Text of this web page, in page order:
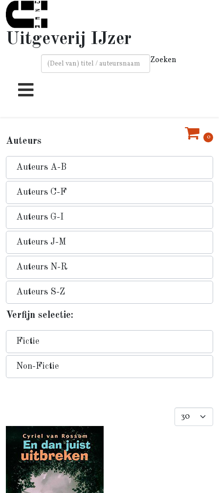
Uitgeverij IJzer
Zoeken
0
Auteurs
Auteurs A-B
Auteurs C-F
Auteurs G-I
Auteurs J-M
Auteurs N-R
Auteurs S-Z
Verfijn selectie:
Fictie
Non-Fictie
Toon #